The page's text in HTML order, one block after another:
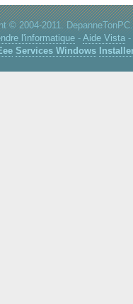
© 2004-2011.
l'informatique- Aide Vista-
Services Windows